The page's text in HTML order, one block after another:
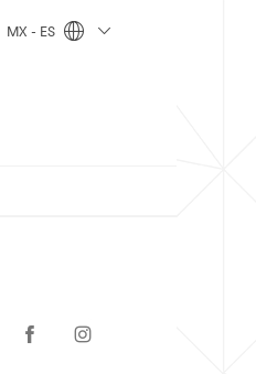
MX - ES